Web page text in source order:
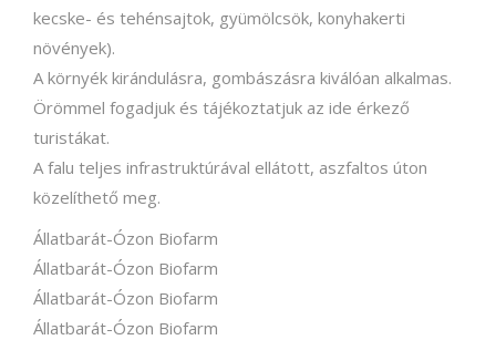
kecske- és tehénsajtok, gyümölcsök, konyhakerti
növények).
A környék kirándulásra, gombászásra kiválóan alkalmas.
Örömmel fogadjuk és tájékoztatjuk az ide érkező
turistákat.
A falu teljes infrastruktúrával ellátott, aszfaltos úton
közelíthető meg.
Állatbarát-Ózon Biofarm
Állatbarát-Ózon Biofarm
Állatbarát-Ózon Biofarm
Állatbarát-Ózon Biofarm